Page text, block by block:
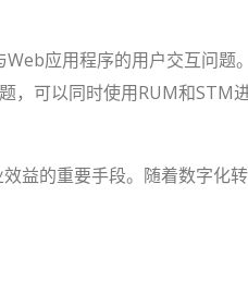
应用程序的用户交互问题
可以同时使用RUM和STM
益的重要手段。随着数字化